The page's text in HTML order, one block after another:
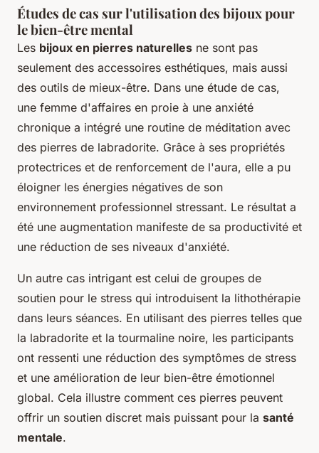
Études de cas sur l'utilisation des bijoux pour
le bien-être mental
Les bijoux en pierres naturelles ne sont pas
seulement des accessoires esthétiques, mais aussi
des outils de mieux-être. Dans une étude de cas,
une femme d'affaires en proie à une anxiété
chronique a intégré une routine de méditation avec
des pierres de labradorite. Grâce à ses propriétés
protectrices et de renforcement de l'aura, elle a pu
éloigner les énergies négatives de son
environnement professionnel stressant. Le résultat a
été une augmentation manifeste de sa productivité et
une réduction de ses niveaux d'anxiété.
Un autre cas intrigant est celui de groupes de
soutien pour le stress qui introduisent la lithothérapie
dans leurs séances. En utilisant des pierres telles que
la labradorite et la tourmaline noire, les participants
ont ressenti une réduction des symptômes de stress
et une amélioration de leur bien-être émotionnel
global. Cela illustre comment ces pierres peuvent
offrir un soutien discret mais puissant pour la santé
mentale.